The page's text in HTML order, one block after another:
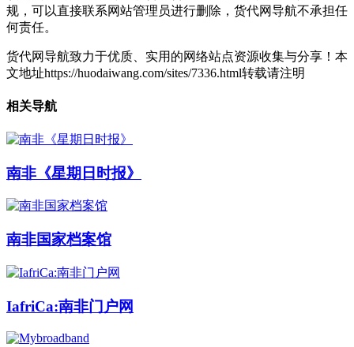
规，可以直接联系网站管理员进行删除，货代网导航不承担任
何责任。
货代网导航致力于优质、实用的网络站点资源收集与分享！ 本
文地址https://huodaiwang.com/sites/7336.html转载请注明
相关导航
南非《星期日时报》
南非国家档案馆
IafriCa:南非门户网